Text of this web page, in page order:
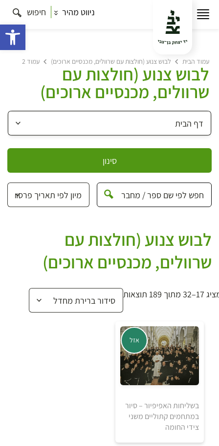
ניווט מהיר חיפוש
עמוד הבית לבוש צנוע (חולצות עם שרוולים, מכנסיים ארוכים) עמוד 2
לבוש צנוע (חולצות עם
שרוולים, מכנסיים ארוכים)
סינון
לבוש צנוע (חולצות עם
שרוולים, מכנסיים ארוכים)
מתוך 189 תוצאות
אזל
בשליחות האפיפיור – סיור
במתחמים קתוליים משני
צידי החומה